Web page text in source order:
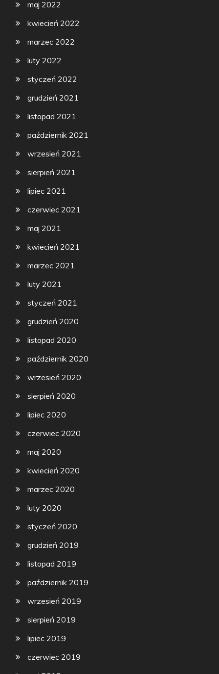
maj 2022
kwiecień 2022
marzec 2022
luty 2022
styczeń 2022
grudzień 2021
listopad 2021
październik 2021
wrzesień 2021
sierpień 2021
lipiec 2021
czerwiec 2021
maj 2021
kwiecień 2021
marzec 2021
luty 2021
styczeń 2021
grudzień 2020
listopad 2020
październik 2020
wrzesień 2020
sierpień 2020
lipiec 2020
czerwiec 2020
maj 2020
kwiecień 2020
marzec 2020
luty 2020
styczeń 2020
grudzień 2019
listopad 2019
październik 2019
wrzesień 2019
sierpień 2019
lipiec 2019
czerwiec 2019